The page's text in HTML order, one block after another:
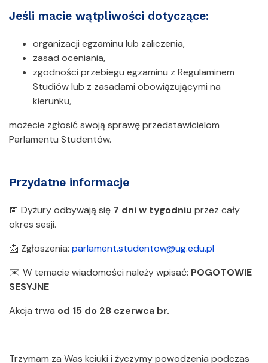
Jeśli macie wątpliwości dotyczące:
organizacji egzaminu lub zaliczenia,
zasad oceniania,
zgodności przebiegu egzaminu z Regulaminem
Studiów lub z zasadami obowiązującymi na
kierunku,
możecie zgłosić swoją sprawę przedstawicielom
Parlamentu Studentów.
Przydatne informacje
📅 Dyżury odbywają się 7 dni w tygodniu przez cały
okres sesji.
📩 Zgłoszenia: parlament.studentow@ug.edu.pl
✉️ W temacie wiadomości należy wpisać: POGOTOWIE
SESYJNE
Akcja trwa od 15 do 28 czerwca br.
Trzymam za Was kciuki i życzymy powodzenia podczas